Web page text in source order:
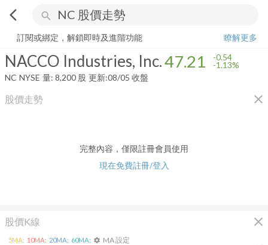
arrow_back_ios search
NACCO Industries, Inc. 47.21-1.13%
訂閱或綁定，解鎖即時及進階功能
瞭解更多
NACCO Industries, Inc.47.21 -0.54
-1.13%
NC NYSE 量: 8,200 股 更新:08/05 收盤
股價走勢 close
完整內容，僅限註冊會員使用
現在免費註冊/登入
股價K線 close
5MA: 10MA: 20MA: 60MA: settings MA 設定